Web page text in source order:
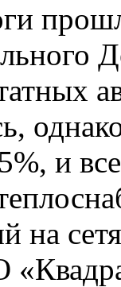
и
на